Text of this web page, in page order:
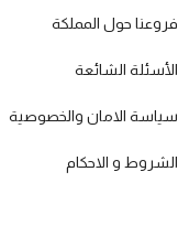
فروعنا حول المملكة
الأسئلة الشائعة
سياسة الامان والخصوصية
الشروط و الاحكام